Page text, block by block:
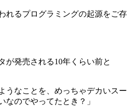
れるプログラミングの起源をご存
が発売される10年くらい前と
うなことを、めっちゃデカいスー
なのでやってたとき？」